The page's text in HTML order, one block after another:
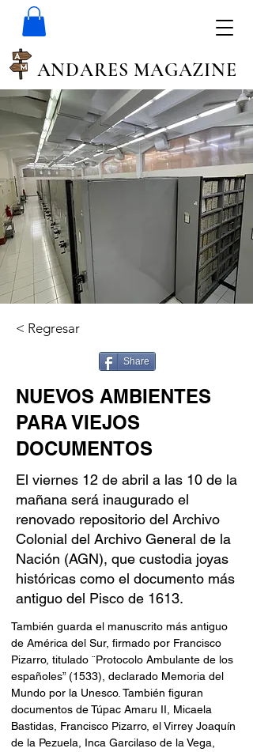
ANDARES MAGAZINE
< Regresar
Share
NUEVOS AMBIENTES
PARA VIEJOS
DOCUMENTOS
El viernes 12 de abril a las 10 de la
mañana será inaugurado el
renovado repositorio del Archivo
Colonial del Archivo General de la
Nación (AGN), que custodia joyas
históricas como el documento más
antiguo del Pisco de 1613.
También guarda el manuscrito más antiguo
de América del Sur, firmado por Francisco
Pizarro, titulado ¨Protocolo Ambulante de los
españoles” (1533), declarado Memoria del
Mundo por la Unesco. También figuran
documentos de Túpac Amaru II, Micaela
Bastidas, Francisco Pizarro, el Virrey Joaquín
de la Pezuela, Inca Garcilaso de la Vega,